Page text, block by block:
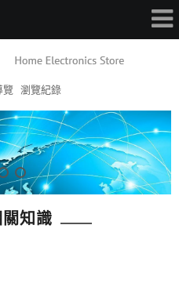
覽 瀏覽紀錄
知識